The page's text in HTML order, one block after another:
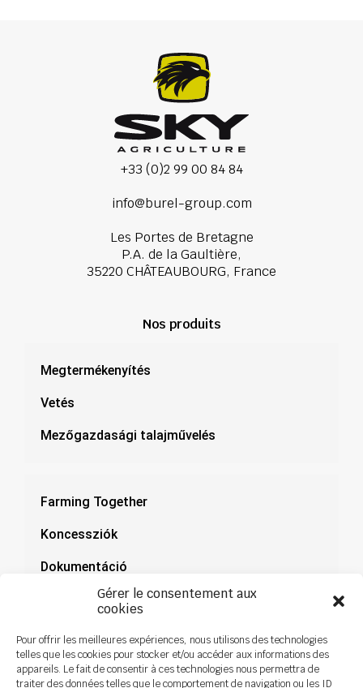
Gérer le consentement aux
cookies
Pour offrir les meilleures expériences, nous utilisons des technologies
telles que les cookies pour stocker et/ou accéder aux informations des
appareils. Le fait de consentir à ces technologies nous permettra de
traiter des données telles que le comportement de navigation ou les ID
+33 (0)2 99 00 84 84
info@burel-group.com
Les Portes de Bretagne
P.A. de la Gaultière,
35220 CHÂTEAUBOURG, France
Nos produits
Megtermékenyítés
Vetés
Mezőgazdasági talajművelés
Farming Together
Koncessziók
Dokumentáció